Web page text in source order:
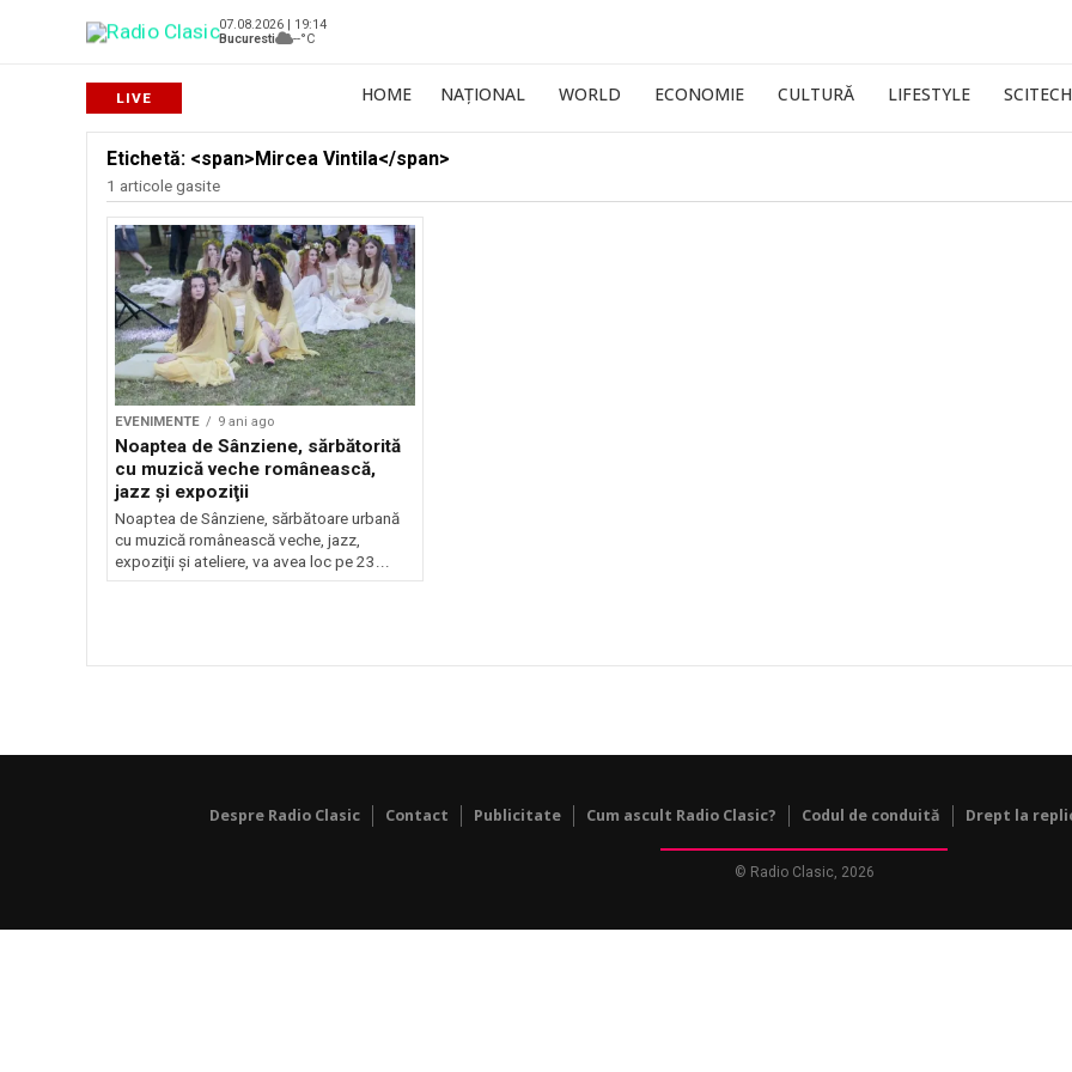
07.08.2026 | 19:14
Bucuresti
--°C
HOME NAȚIONAL WORLD ECONOMIE CULTURĂ LIFESTYLE SCITECH
Etichetă: <span>Mircea Vintila</span>
1 articole gasite
EVENIMENTE 9 ani ago
Noaptea de Sânziene, sărbătorită
cu muzică veche românească,
jazz şi expoziţii
Noaptea de Sânziene, sărbătoare urbană
cu muzică românească veche, jazz,
expoziţii şi ateliere, va avea loc pe 23...
Despre Radio Clasic Contact Publicitate Cum ascult Radio Clasic? Codul de conduită Drept la
© Radio Clasic, 2026